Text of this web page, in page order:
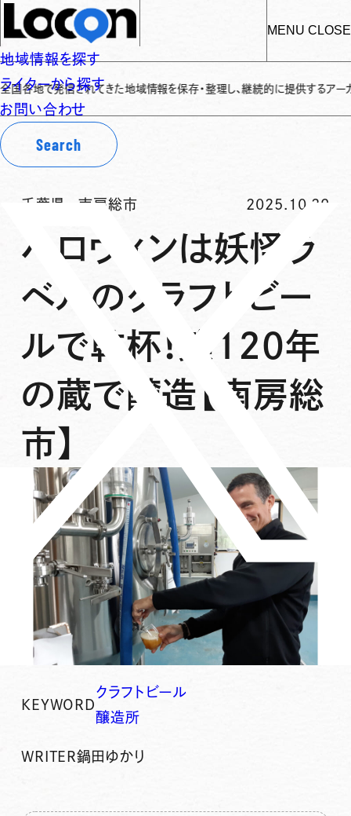
MENU CLOSE
地域情報を探す
ライターから探す
お問い合わせ
Search
発信されてきた地域情報を保存・整理し、継続的に提供するアーカイブサイ
千葉県 -南房総市 2025.10.29
ハロウィンは妖怪ラ
ベルのクラフトビー
ルで乾杯！築120年
の蔵で醸造【南房総
市】
KEYWORD
クラフトビール
醸造所
WRITER鍋田ゆかり